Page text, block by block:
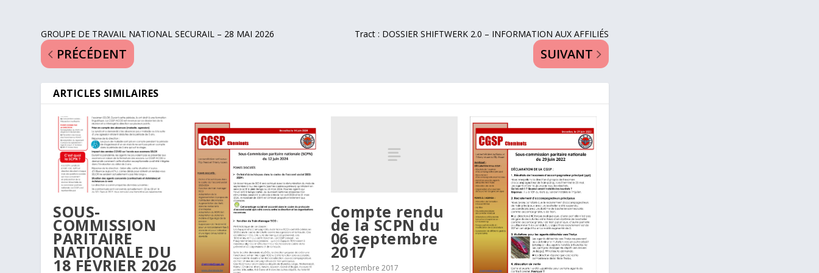
GROUPE DE TRAVAIL NATIONAL SECURAIL – 28 MAI 2026
PRÉCÉDENT
Tract : DOSSIER SHIFTWERK 2.0 – INFORMATION AUX AFFILIÉS
SUIVANT
ARTICLES SIMILAIRES
SOUS-
COMMISSION
PARITAIRE
NATIONALE DU
18 FÉVRIER 2026
Compte rendu
de la SCPN du
06 septembre
2017
12 septembre 2017